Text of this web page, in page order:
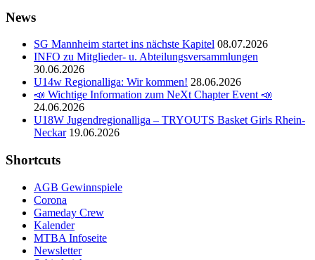
News
SG Mannheim startet ins nächste Kapitel 08.07.2026
INFO zu Mitglieder- u. Abteilungsversammlungen
30.06.2026
U14w Regionalliga: Wir kommen! 28.06.2026
📣 Wichtige Information zum NeXt Chapter Event 📣
24.06.2026
U18W Jugendregionalliga – TRYOUTS Basket Girls Rhein-
Neckar 19.06.2026
Shortcuts
AGB Gewinnspiele
Corona
Gameday Crew
Kalender
MTBA Infoseite
Newsletter